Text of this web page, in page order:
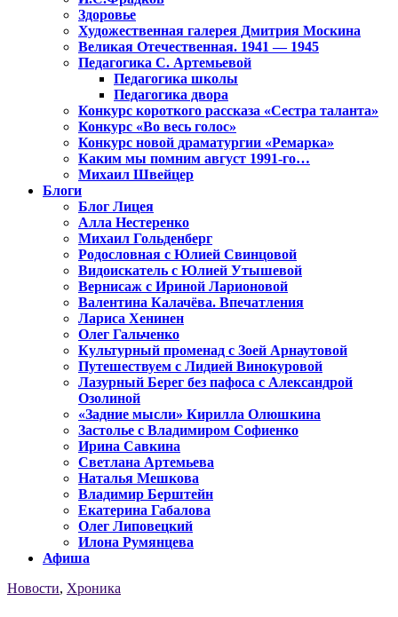
Здоровье
Художественная галерея Дмитрия Москина
Великая Отечественная. 1941 — 1945
Педагогика С. Артемьевой
Педагогика школы
Педагогика двора
Конкурс короткого рассказа «Сестра таланта»
Конкурс «Во весь голос»
Конкурс новой драматургии «Ремарка»
Каким мы помним август 1991-го…
Михаил Швейцер
Блоги
Блог Лицея
Алла Нестеренко
Михаил Гольденберг
Родословная с Юлией Свинцовой
Видоискатель с Юлией Утышевой
Вернисаж с Ириной Ларионовой
Валентина Калачёва. Впечатления
Лариса Хенинен
Олег Гальченко
Культурный променад с Зоей Арнаутовой
Путешествуем с Лидией Винокуровой
Лазурный Берег без пафоса с Александрой
Озолиной
«Задние мысли» Кирилла Олюшкина
Застолье с Владимиром Софиенко
Ирина Савкина
Светлана Артемьева
Наталья Мешкова
Владимир Берштейн
Екатерина Габалова
Олег Липовецкий
Илона Румянцева
Афиша
Новости, Хроника